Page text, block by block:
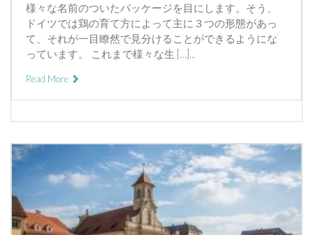
様々な名前のついたパッケージを目にします。そう、
ドイツでは鶏の育て方によって主に３つの形態があっ
て、それが一目瞭然で見分けることができるようにな
っています。 これまで様々な生 […]...
Read More